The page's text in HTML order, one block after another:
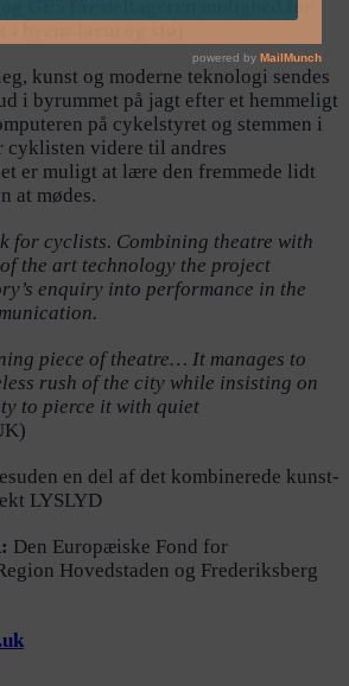
GPS får deltageren mulighed for
byens larm og støj
kunst og moderne teknologi sendes
i byrummet på jagt efter et hemmeligt
på cykelstyret og stemmen i
cyklisten videre til andres
er muligt at lære den fremmede lidt
at mødes.
for cyclists. Combining theatre with
the art technology the project
enquiry into performance in the
piece of theatre… It manages to
rush of the city while insisting on
to pierce it with quiet
en del af det kombinerede kunst-
LYSLYD
Den Europæiske Fond for
Hovedstaden og Frederiksberg